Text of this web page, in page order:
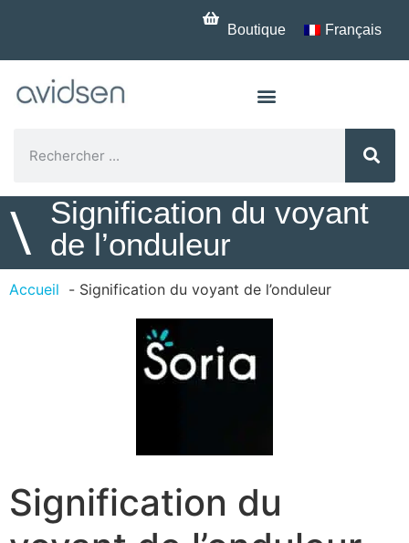
Boutique Français
\ Signification du voyant
de l’onduleur
Accueil Signification du voyant de l’onduleur
Signification du